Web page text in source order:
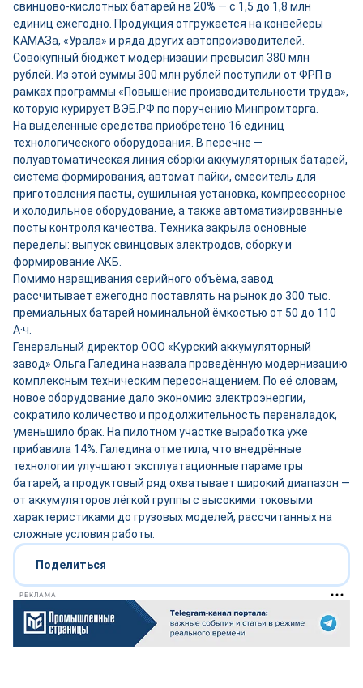
свинцово-кислотных батарей на 20% — с 1,5 до 1,8 млн
единиц ежегодно. Продукция отгружается на конвейеры
КАМАЗа, «Урала» и ряда других автопроизводителей.
Совокупный бюджет модернизации превысил 380 млн
рублей. Из этой суммы 300 млн рублей поступили от ФРП в
рамках программы «Повышение производительности труда»,
которую курирует ВЭБ.РФ по поручению Минпромторга.
На выделенные средства приобретено 16 единиц
технологического оборудования. В перечне —
полуавтоматическая линия сборки аккумуляторных батарей,
система формирования, автомат пайки, смеситель для
приготовления пасты, сушильная установка, компрессорное
и холодильное оборудование, а также автоматизированные
посты контроля качества. Техника закрыла основные
переделы: выпуск свинцовых электродов, сборку и
формирование АКБ.
Помимо наращивания серийного объёма, завод
рассчитывает ежегодно поставлять на рынок до 300 тыс.
премиальных батарей номинальной ёмкостью от 50 до 110
А·ч.
Генеральный директор ООО «Курский аккумуляторный
завод» Ольга Галедина назвала проведённую модернизацию
комплексным техническим переоснащением. По её словам,
новое оборудование дало экономию электроэнергии,
сократило количество и продолжительность переналадок,
уменьшило брак. На пилотном участке выработка уже
прибавила 14%. Галедина отметила, что внедрённые
технологии улучшают эксплуатационные параметры
батарей, а продуктовый ряд охватывает широкий диапазон —
от аккумуляторов лёгкой группы с высокими токовыми
характеристиками до грузовых моделей, рассчитанных на
сложные условия работы.
Поделиться
РЕКЛАМА